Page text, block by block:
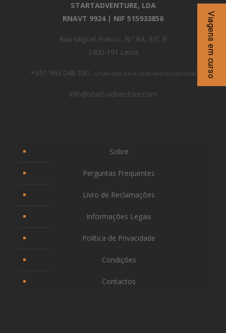
STARTADVENTURE, LDA
RNAVT 9924 | NIF 515933856
Rua Miguel Franco, N.º 84, R/C B
2400-191 Leiria
+351 963 048 330 - Chamada para rede móvel nacional
info@start-adventure.com
Sobre
Perguntas Frequentes
Livro de Reclamações
Informações Legais
Política de Privacidade
Condições
Contactos
Viagens em curso